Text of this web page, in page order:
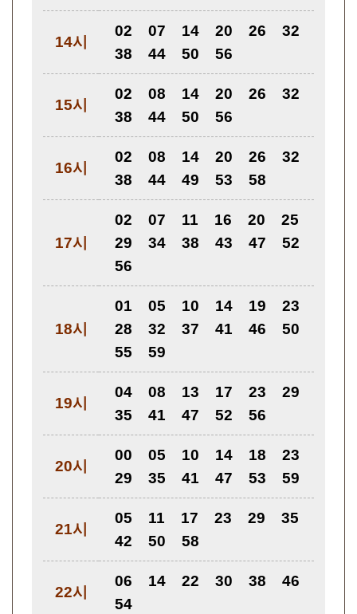
14시
02 07 14 20 26
32
38
44 50 56
15시
02 08 14 20 26
32
38
44 50 56
16시
02 08 14 20 26
32
38
44 49 53 58
17시
02 07 11 16 20
25
29
34 38 43 47
52
56
18시
01 05 10 14 19
23
28
32 37 41 46
50
55
59
19시
04 08 13 17 23
29
35
41 47 52 56
20시
00 05 10 14 18
23
29
35 41 47 53 59
21시
05 11 17 23 29
35
42
50 58
22시
06 14 22 30 38
46
54